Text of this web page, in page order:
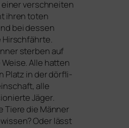
einer ver­schnei­ten
ihren toten
bei des­sen
Hirschfährte.
ster­ben auf
Alle hat­ten
Platz in der dörf­li­
alle
Jäger.
Tiere die Männer
Oder lässt